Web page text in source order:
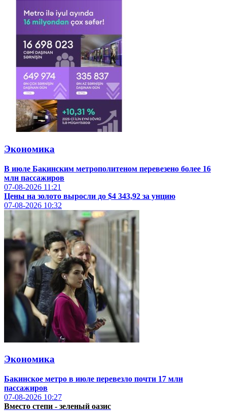
Экономика
В июле Бакинским метрополитеном перевезено более 16
млн пассажиров
07-08-2026 11:21
Цены на золото выросли до $4 343,92 за унцию
07-08-2026 10:32
Экономика
Бакинское метро в июле перевезло почти 17 млн
пассажиров
07-08-2026 10:27
Вместо степи - зеленый оазис